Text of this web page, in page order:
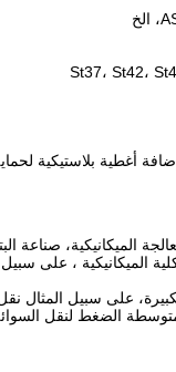
أغطية بلاستيكية
صناعة
الميكانيكية ، على
على سبيل المثال نقل
الضغط لنقل